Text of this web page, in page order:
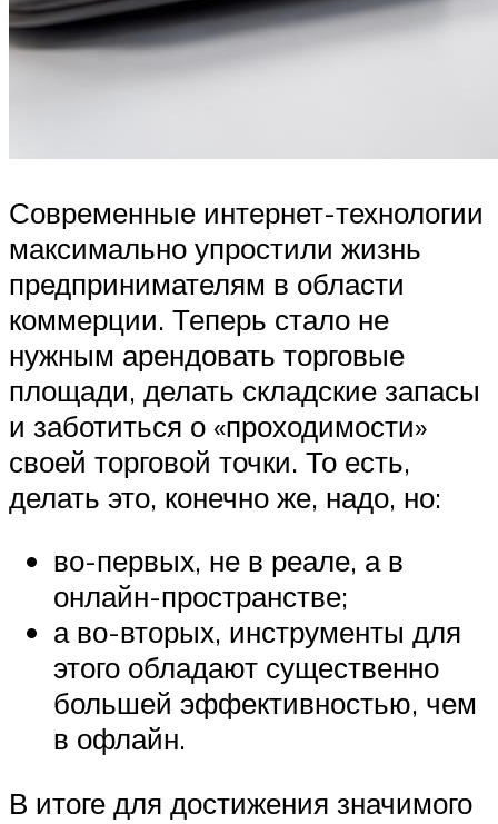
Современные интернет-технологии
максимально упростили жизнь
предпринимателям в области
коммерции. Теперь стало не
нужным арендовать торговые
площади, делать складские запасы
и заботиться о «проходимости»
своей торговой точки. То есть,
делать это, конечно же, надо, но:
во-первых, не в реале, а в
онлайн-пространстве;
а во-вторых, инструменты для
этого обладают существенно
большей эффективностью, чем
в офлайн.
В итоге для достижения значимого